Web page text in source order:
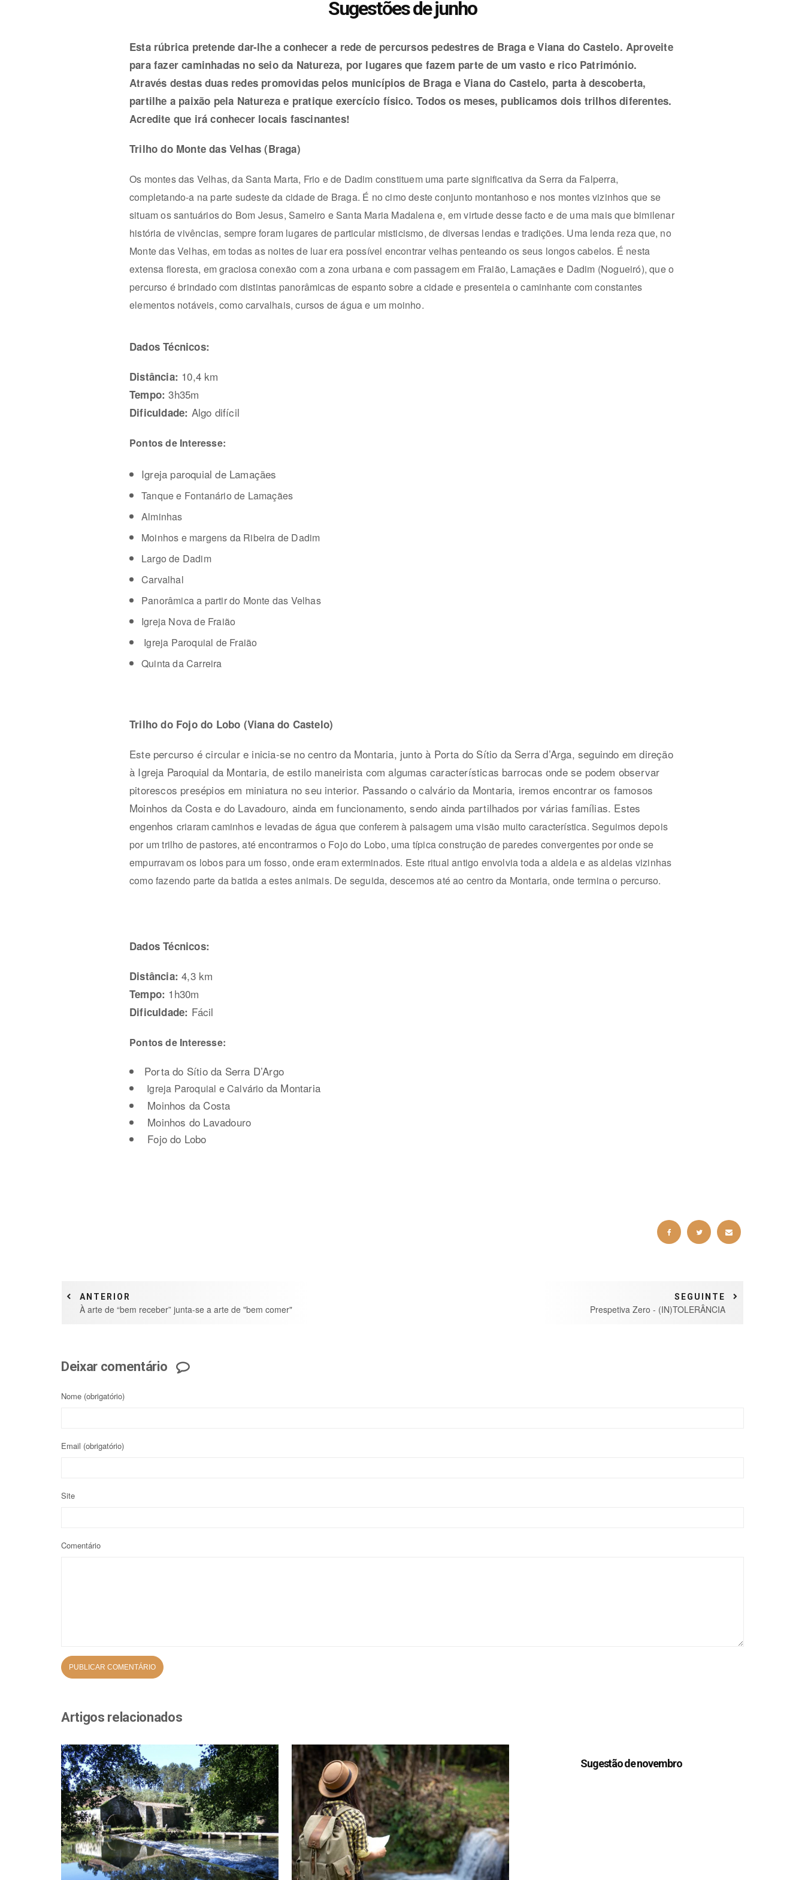
Sugestões de junho
Esta rúbrica pretende dar-lhe a conhecer a rede de percursos pedestres de Braga e Viana do Castelo. Aproveite
para fazer caminhadas no seio da Natureza, por lugares que fazem parte de um vasto e rico Património.
Através destas duas redes promovidas pelos municípios de Braga e Viana do Castelo, parta à descoberta,
partilhe a paixão pela Natureza e pratique exercício físico. Todos os meses, publicamos dois trilhos diferentes.
Acredite que irá conhecer locais fascinantes!
Trilho do Monte das Velhas (Braga)
Os montes das Velhas, da Santa Marta, Frio e de Dadim constituem uma parte significativa da Serra da Falperra,
completando-a na parte sudeste da cidadede Braga. É no cimo deste conjunto montanhoso e nos montes vizinhos que se
situam os santuários do Bom Jesus, Sameiro e Santa Maria Madalena e, em virtude desse facto e de uma mais que bimilenar
história de vivências, sempre foram lugares de particular misticismo, de diversas lendas e tradições. Uma lenda reza que, no
Monte das Velhas, em todas as noites de luar era possível encontrar velhas penteando os seus longos cabelos. É nesta
extensa floresta, em graciosa conexão com a zona urbana e com passagem em Fraião, Lamaçães e Dadim (Nogueiró), que o
percurso é brindado com distintas panorâmicas de espanto sobre a cidade e presenteia o caminhante com constantes
elementos notáveis, como carvalhais, cursos de água e um moinho.
Dados Técnicos:
Distância: 10,4 km
Tempo: 3h35m
Dificuldade: Algo difícil
Pontos de Interesse:
Igreja paroquial de Lamaçães
Tanque e Fontanário de Lamaçães
Alminhas
Moinhos e margens da Ribeira de Dadim
Largo de Dadim
Carvalhal
Panorâmica a partir do Monte das Velhas
Igreja Nova de Fraião
Igreja Paroquial de Fraião
Quinta da Carreira
Trilho do Fojo do Lobo (Viana do Castelo)
Este percurso é circular e inicia-se no centro da Montaria, junto à Porta do Sítio da Serra d’Arga, seguindo em direção
à Igreja Paroquial da Montaria, de estilo maneirista com algumas características barrocas onde se podem observar
pitorescos presépios em miniatura no seu interior. Passando o calvário da Montaria, iremos encontrar os famosos
Moinhos da Costa e do Lavadouro, ainda em funcionamento, sendo ainda partilhados por várias famílias. Estes
engenhos criaram caminhos e levadas de água que conferem à paisagem uma visão muito característica. Seguimos depois
por um trilho de pastores, até encontrarmos o Fojo do Lobo, uma típica construção de paredes convergentes por onde se
empurravam os lobos para um fosso, onde eram exterminados. Este ritual antigo envolvia toda a aldeia e as aldeias vizinhas
como fazendo parte da batida a estes animais. De seguida, descemos até ao centro da Montaria, onde termina o percurso.
Dados Técnicos:
Distância: 4,3 km
Tempo: 1h30m
Dificuldade: Fácil
Pontos de Interesse:
Porta do Sítio da Serra D’Argo
Igreja Paroquial e Calvário da Montaria
Moinhos da Costa
Moinhos do Lavadouro
Fojo do Lobo
ANTERIOR
À arte de “bem receber” junta-se a arte de "bem comer"
SEGUINTE
Prespetiva Zero - (IN)TOLERÂNCIA
Deixar comentário
Nome (obrigatório)
Email (obrigatório)
Site
Comentário
Artigos relacionados
Sugestão de novembro